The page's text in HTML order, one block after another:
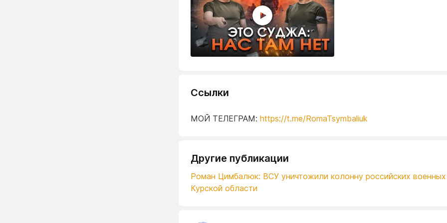
Ссылки
МОЙ ТЕЛЕГРАМ: https://t.me/RomaTsymbaliuk
Другие публикации
Роман Цимбалюк: ВСУ уничтожили колонну российских
Курской области